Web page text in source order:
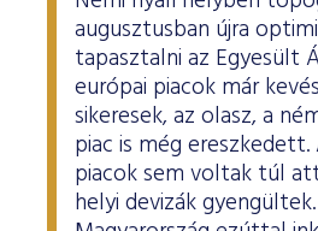
augusztusban újra
tapasztalni az Egyesült
európai piacok már
sikeresek, az olasz, a
piac is még
piacok sem voltak túl
helyi devizák